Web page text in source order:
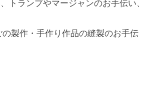
トランプやマージャンのお手伝い、
作・手作り作品の縫製のお手伝